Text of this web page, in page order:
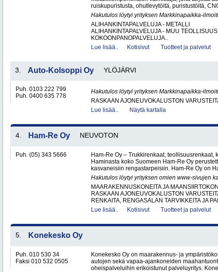
ruiskupuristusta, ohutlevytöitä, puristustöitä,
Hakutulos löytyi yrityksen Markkinapaikka-
ALIHANKINTAPALVELUJA - METALLI
ALIHANKINTAPALVELUJA - MUU TEOLLISUUS
KOKOONPANOPALVELUJA..
Lue lisää..
Kotisivut Tuotteet ja palvelut
3. Auto-Kolsoppi Oy YLÖJÄRVI
Puh. 0103 222 799
Puh. 0400 635 778
Hakutulos löytyi yrityksen Markkinapaikka-
RASKAAN AJONEUVOKALUSTON
Lue lisää..
Näytä kartalla
4. Ham-Re Oy NEUVOTON
Puh. (05) 343 5666
Ham-Re Oy – Trukkirenkaat, teollisuusrenkaat,
Haminasta koko Suomeen Ham-Re Oy
kasvaneisiin rengastarpeisiin. Ham-Re Oy on
Hakutulos löytyi yrityksen omien www-sivujen
MAARAKENNUSKONEITA JA
RASKAAN AJONEUVOKALUSTON
RENKAITA, RENGASALAN TARVIKKEITA JA
Lue lisää..
Kotisivut Tuotteet ja palvelut
5. Konekesko Oy
Puh. 010 530 34
Faksi 010 532 0505
Konekesko Oy on maarakennus- ja
autojen sekä vapaa-ajankoneiden
oheispalveluihin erikoistunut palveluyritys.